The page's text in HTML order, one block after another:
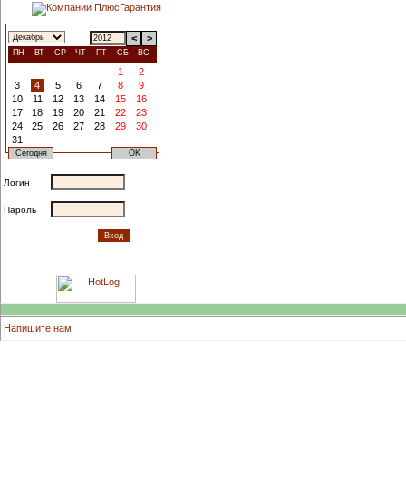
< >
ПН ВТ СР ЧТ ПТ СБ ВС
1
2
3
4 5 6 7 8
9
10
11 12 13 14 15
16
17
18 19 20 21 22
23
24
25 26 27 28 29
30
31
Логин
Пароль
Напишите нам